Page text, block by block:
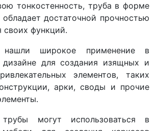
тонкостенность, труба в форме
достаточной прочностью
своих функций.
широкое применение в
дизайне для создания изящных и
элементов, таких
арки, своды и прочие
могут использоваться в